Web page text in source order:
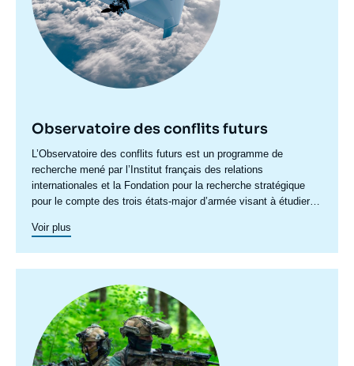
Observatoire des conflits futurs
Accroche
centre
L’Observatoire des conflits futurs est un programme de
recherche mené par l’Institut français des relations
internationales et la Fondation pour la recherche stratégique
pour le compte des trois états-major d’armée visant à étudier
dans une perspective transverse, prenant en compte les
Voir plus
principale